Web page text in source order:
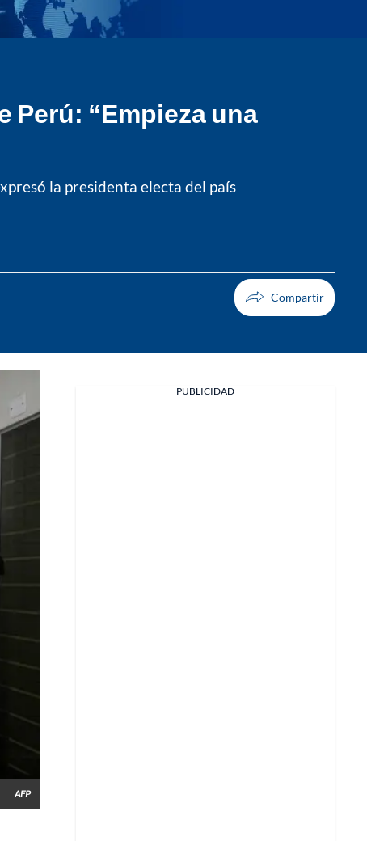
“Empieza una
la presidenta electa del país
AFP
PUBLICIDAD